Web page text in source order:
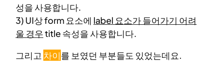
성을 사용합니다.
3) UI상 form 요소에 label 요소가 들어가기 어려
울 경우title 속성을 사용합니다.
그리고 차이를 보였던 부분들도 있었는데요.